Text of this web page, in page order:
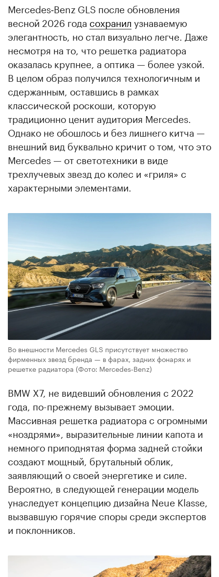
Mercedes‑Benz GLS после обновления
весной 2026 года сохранил узнаваемую
элегантность, но стал визуально легче. Даже
несмотря на то, что решетка радиатора
оказалась крупнее, а оптика — более узкой.
В целом образ получился технологичным и
сдержанным, оставшись в рамках
классической роскоши, которую
традиционно ценит аудитория Mercedes.
Однако не обошлось и без лишнего китча —
внешний вид буквально кричит о том, что это
Mercedes — от светотехники в виде
трехлучевых звезд до колес и «гриля» с
характерными элементами.
Во внешности Mercedes GLS присутствует множество
фирменных звезд бренда — в фарах, задних фонарях и
решетке радиатора (Фото: Mercedes‑Benz)
BMW X7, не видевший обновления с 2022
года, по-прежнему вызывает эмоции.
Массивная решетка радиатора с огромными
«ноздрями», выразительные линии капота и
немного приподнятая форма задней стойки
создают мощный, брутальный облик,
заявляющий о своей энергетике и силе.
Вероятно, в следующей генерации модель
унаследует концепцию дизайна Neue Klasse,
вызвавшую горячие споры среди экспертов
и поклонников.